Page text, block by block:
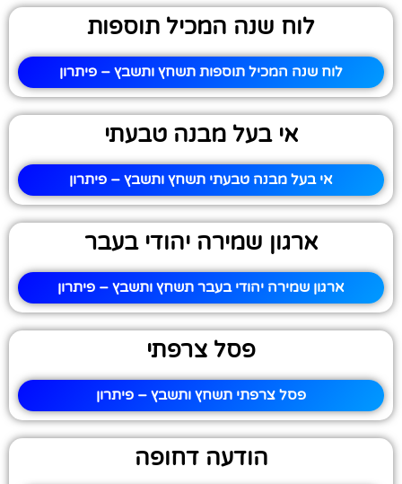
לוח שנה המכיל תוספות
לוח שנה המכיל תוספות תשחץ ותשבץ – פיתרון
אי בעל מבנה טבעתי
אי בעל מבנה טבעתי תשחץ ותשבץ – פיתרון
ארגון שמירה יהודי בעבר
ארגון שמירה יהודי בעבר תשחץ ותשבץ – פיתרון
פסל צרפתי
פסל צרפתי תשחץ ותשבץ – פיתרון
הודעה דחופה